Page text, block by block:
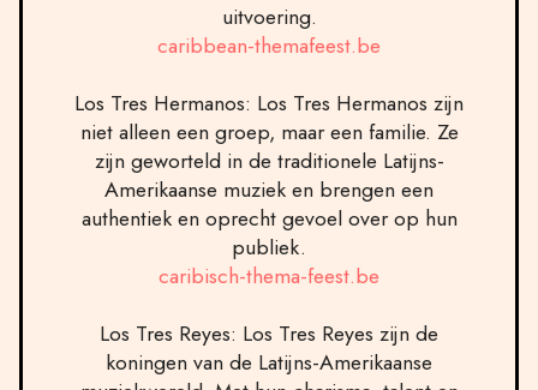
uitvoering.
caribbean-themafeest.be
Los Tres Hermanos: Los Tres Hermanos zijn
niet alleen een groep, maar een familie. Ze
zijn geworteld in de traditionele Latijns-
Amerikaanse muziek en brengen een
authentiek en oprecht gevoel over op hun
publiek.
caribisch-thema-feest.be
Los Tres Reyes: Los Tres Reyes zijn de
koningen van de Latijns-Amerikaanse